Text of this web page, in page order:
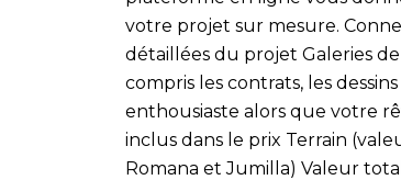
votre projet sur mesure.
détaillées du projet Galeries
compris les contrats, les
enthousiaste alors que votre
inclus dans le prix Terrain
Romana et Jumilla) Valeur